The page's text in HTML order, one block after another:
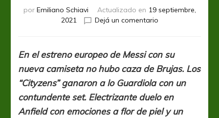
por Emiliano Schiavi Actualizado en 19 septiembre,
2021
Dejá un comentarioen
pudo
romper
el
y
apenas
En el estreno europeo de Messi con su
nueva camiseta no hubo caza de Brujas. Los
“Cityzens” ganaron a lo Guardiola con un
contundente set. Electrizante duelo en
Anfield con emociones a flor de piel y un